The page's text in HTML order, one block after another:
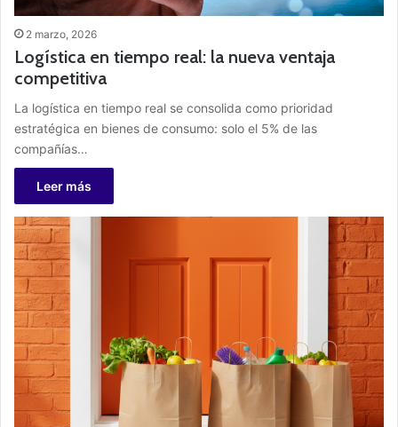
2 marzo, 2026
Logística en tiempo real: la nueva ventaja
competitiva
La logística en tiempo real se consolida como prioridad
estratégica en bienes de consumo: solo el 5% de las
compañías…
Leer más